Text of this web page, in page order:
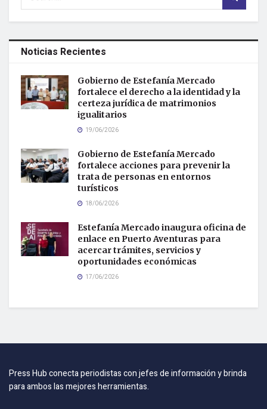
Noticias Recientes
Gobierno de Estefanía Mercado
fortalece el derecho a la identidad y la
certeza jurídica de matrimonios
igualitarios
19/06/2026
Gobierno de Estefanía Mercado
fortalece acciones para prevenir la
trata de personas en entornos
turísticos
18/06/2026
Estefanía Mercado inaugura oficina de
enlace en Puerto Aventuras para
acercar trámites, servicios y
oportunidades económicas
17/06/2026
Press Hub conecta periodistas con jefes de información y brinda
para ambos las mejores herramientas.